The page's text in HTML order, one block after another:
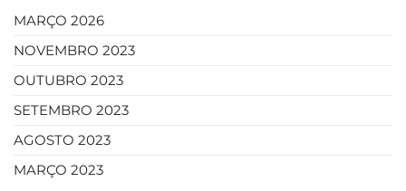
MARÇO 2026
NOVEMBRO 2023
OUTUBRO 2023
SETEMBRO 2023
AGOSTO 2023
MARÇO 2023